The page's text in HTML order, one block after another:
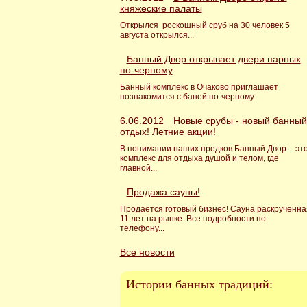
княжеские палаты
Открылся роскошный сруб на 30 человек 5
августа открылся...
Банный Двор открывает двери парных
по-черному
Банный комплекс в Очаково приглашает
познакомится с баней по-черному
6.06.2012
Новые срубы - новый банный
отдых! Летние акции!
В понимании наших предков Банный Двор –
комплекс для отдыха душой и телом, где
главной...
Продажа сауны!
Продается готовый бизнес! Сауна
11 лет на рынке. Все подробности по
телефону...
Все новости
Истории банных традиций: